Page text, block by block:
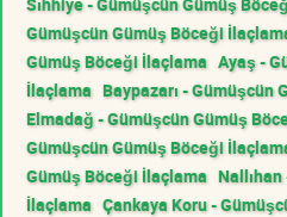
Gümüşcün Gümüş Böceği
Gümüş Böceği İlaçlama Ayaş -
İlaçlama Baypazarı - Gümüşcün
Elmadağ - Gümüşcün Gümüş
Gümüşcün Gümüş Böceği
Gümüş Böceği İlaçlama
İlaçlama Çankaya Koru -